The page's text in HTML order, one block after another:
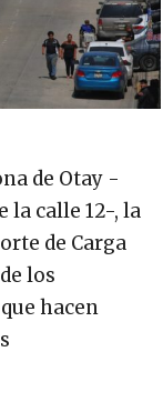
de Otay -
la calle 12-, la
de Carga
los
hacen